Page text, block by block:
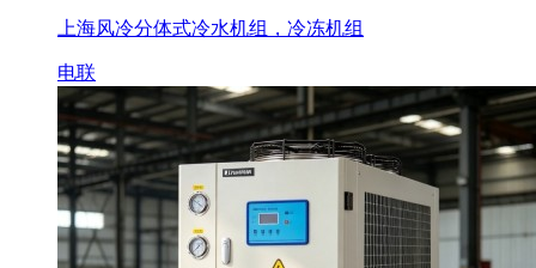
上海风冷分体式冷水机组，冷冻机组
电联